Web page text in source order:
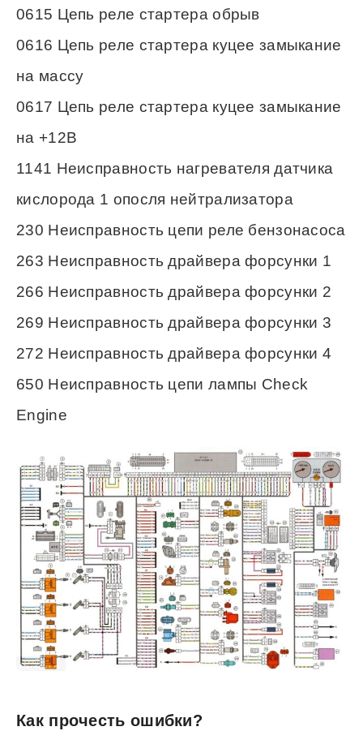
0615 Цепь реле стартера обрыв
0616 Цепь реле стартера куцее замыкание
на массу
0617 Цепь реле стартера куцее замыкание
на +12В
1141 Неисправность нагревателя датчика
кислорода 1 опосля нейтрализатора
230 Неисправность цепи реле бензонасоса
263 Неисправность драйвера форсунки 1
266 Неисправность драйвера форсунки 2
269 Неисправность драйвера форсунки 3
272 Неисправность драйвера форсунки 4
650 Неисправность цепи лампы Check
Engine
Как прочесть ошибки?